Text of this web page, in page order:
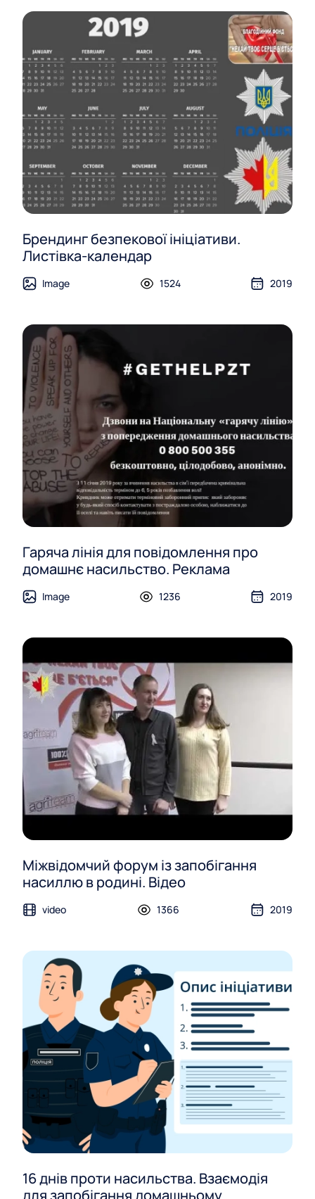
Брендинг безпекової ініціативи.
Листівка-календар
Image 1524 2019
Гаряча лінія для повідомлення про
домашнє насильство. Реклама
Image 1236 2019
Міжвідомчий форум із запобігання
насиллю в родині. Відео
video 1366 2019
16 днів проти насильства. Взаємодія
для запобігання домашньому